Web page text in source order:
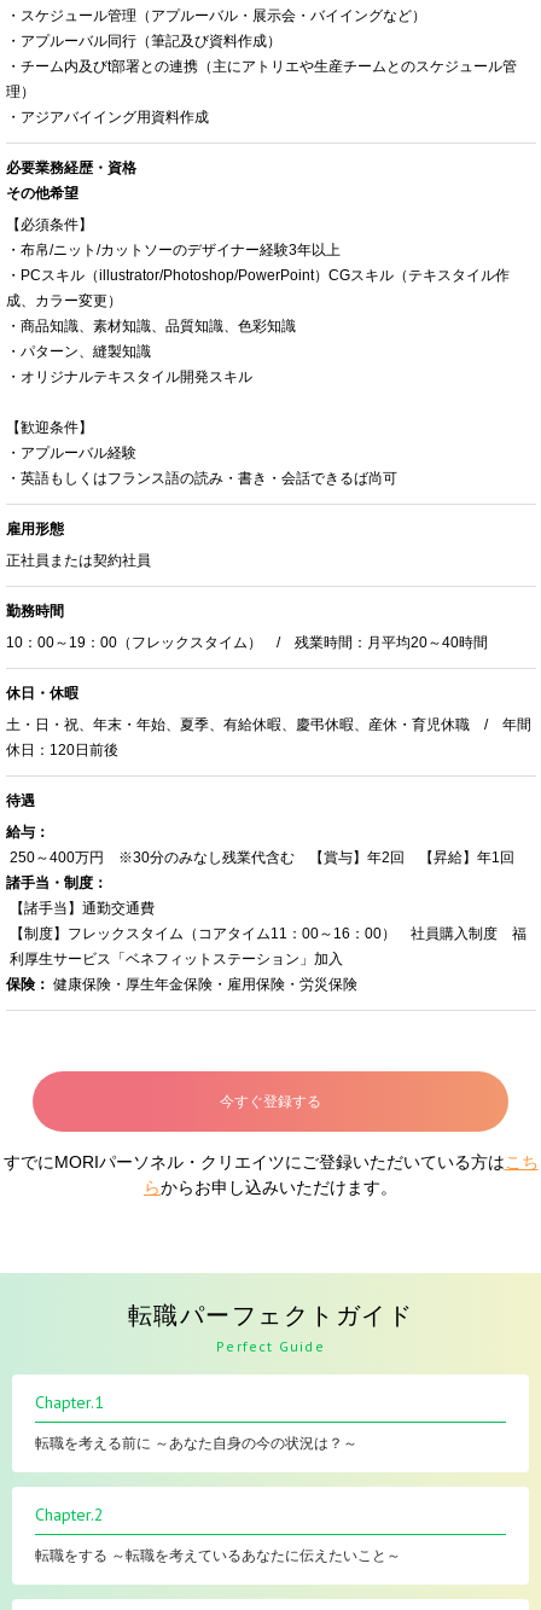
・スケジュール管理（アプルーバル・展示会・バイイングなど）
・アプルーバル同行（筆記及び資料作成）
・チーム内及びt部署との連携（主にアトリエや生産チームとのスケジュール管
理）
・アジアバイイング用資料作成
必要業務経歴・資格
その他希望
【必須条件】
・布帛/ニット/カットソーのデザイナー経験3年以上
・PCスキル（illustrator/Photoshop/PowerPoint）CGスキル（テキスタイル作
成、カラー変更）
・商品知識、素材知識、品質知識、色彩知識
・パターン、縫製知識
・オリジナルテキスタイル開発スキル
【歓迎条件】
・アプルーバル経験
・英語もしくはフランス語の読み・書き・会話できるば尚可
雇用形態
正社員または契約社員
勤務時間
10：00～19：00（フレックスタイム） / 残業時間：月平均20～40時間
休日・休暇
土・日・祝、年末・年始、夏季、有給休暇、慶弔休暇、産休・育児休職 / 年間
休日：120日前後
待遇
給与：
250～400万円 ※30分のみなし残業代含む 【賞与】年2回 【昇給】年1回
諸手当・制度：
【諸手当】通勤交通費
【制度】フレックスタイム（コアタイム11：00～16：00） 社員購入制度 福
利厚生サービス「ベネフィットステーション」加入
保険： 健康保険・厚生年金保険・雇用保険・労災保険
今すぐ登録する
すでにMORIパーソネル・クリエイツにご登録いただいている方はこち
らからお申し込みいただけます。
転職パーフェクトガイド
Perfect Guide
Chapter.1
転職を考える前に ～あなた自身の今の状況は？～
Chapter.2
転職をする ～転職を考えているあなたに伝えたいこと～